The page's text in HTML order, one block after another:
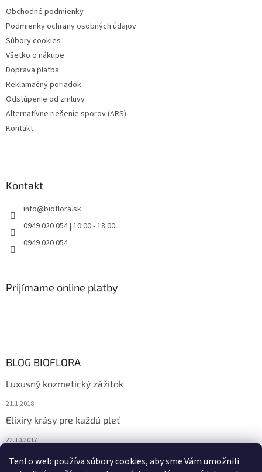
Tento web používa súbory cookies, aby sme Vám umožnili
Obchodné podmienky
Podmienky ochrany osobných údajov
Súbory cookies
Všetko o nákupe
Doprava platba
Reklamačný poriadok
Odstúpenie od zmluvy
Alternatívne riešenie sporov (ARS)
Kontakt
Kontakt
info@bioflora.sk
0949 020 054 | 10:00 - 18:00
0949 020 054
Prijímame online platby
BLOG BIOFLORA
Luxusný kozmetický zážitok
21.1.2018
Elixíry krásy pre každú pleť
22.10.2017
Spoznajte prírodnú kozmetiku Sante